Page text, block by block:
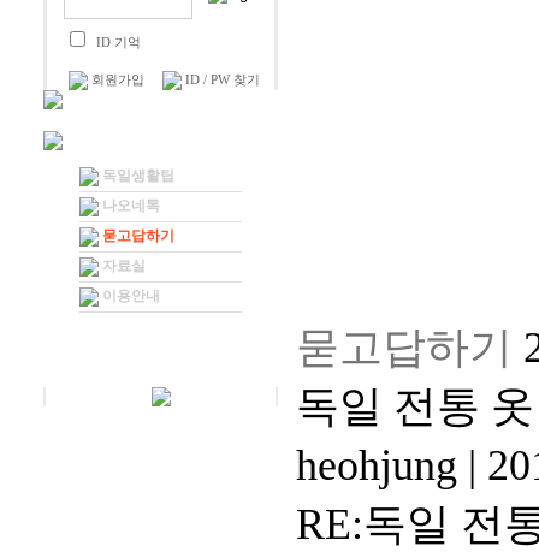
ID 기억
회원가입 ID / PW 찾기
독일생활팁
나오네톡
묻고답하기
자료실
이용안내
묻고답하기
독일 전통
heohjung |
RE:독일 전